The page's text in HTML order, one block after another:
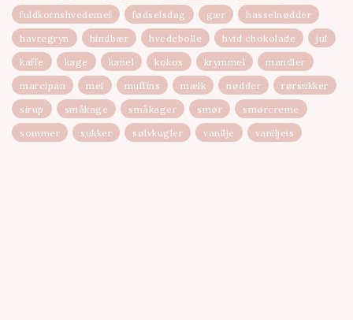
fuldkornshvedemel
fødselsdag gær
hasselnødder
havregryn
hindbær hvedebolle hvid chokolade
jul
kaffe
kage kanel kokos krymmel
mandler
marcipan
mel muffins mælk nødder
rørsukker
sirup
småkage småkager smør
smørcreme
sommer
sukker sølvkugler vanilje vaniljeis